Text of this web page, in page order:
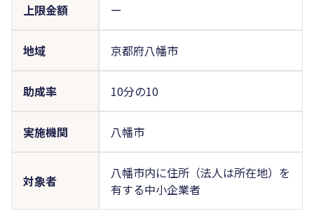
上限金額 ー
地域 京都府八幡市
助成率 10分の10
実施機関 八幡市
対象者
八幡市内に住所（法人は所在地）を
有する中小企業者